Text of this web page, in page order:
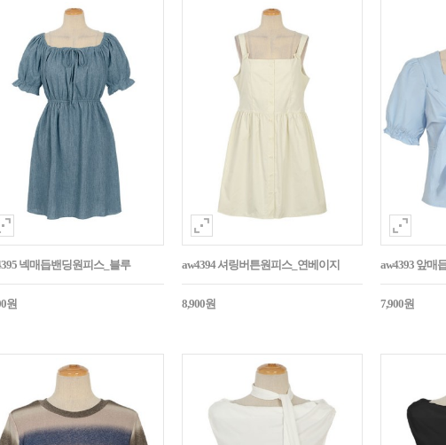
넥매듭밴딩원피스_블루
원
aw4394 셔링버튼원피스_연베이지
8,900원
aw4393 앞매
7,900원